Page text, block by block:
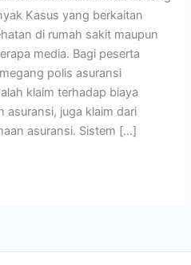
Kasus yang berkaitan
di rumah sakit maupun
media. Bagi peserta
polis asuransi
klaim terhadap biaya
asuransi, juga klaim dari
asuransi. Sistem […]